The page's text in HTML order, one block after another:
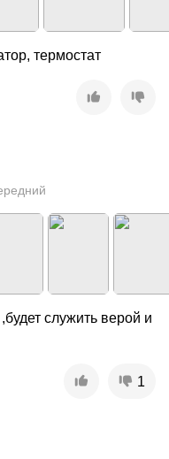
термостат
служить верой и
1